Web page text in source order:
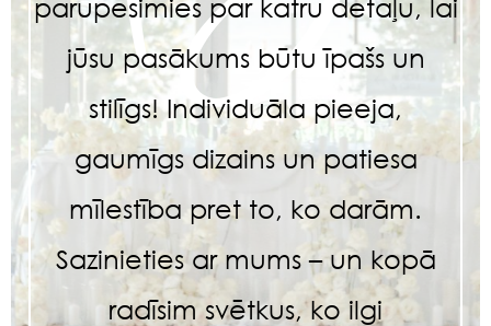
parūpēsimies par katru detaļu, lai
jūsu pasākums būtu īpašs un
stilīgs! Individuāla pieeja,
gaumīgs dizains un patiesa
mīlestība pret to, ko darām.
Sazinieties ar mums – un kopā
radīsim svētkus, ko ilgi